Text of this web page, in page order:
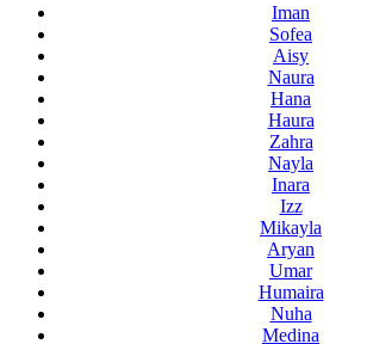
Iman
Sofea
Aisy
Naura
Hana
Haura
Zahra
Nayla
Inara
Izz
Mikayla
Aryan
Umar
Humaira
Nuha
Medina